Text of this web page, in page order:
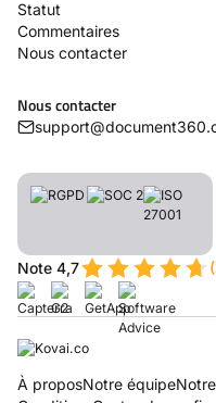
Statut
Commentaires
Nous contacter
Nous contacter
Note 4,7
À proposNotre équipe